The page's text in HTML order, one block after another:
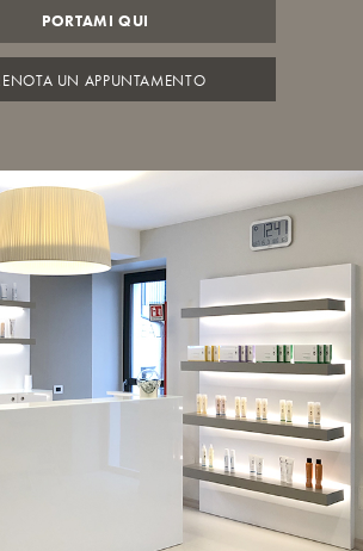
PORTAMI QUI
UN APPUNTAMENTO